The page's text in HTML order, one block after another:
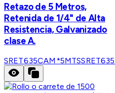
Retazo de 5 Metros,
Retenida de 1/4" de Alta
Resistencia, Galvanizado
clase A.
SRET635CAM*5MTS